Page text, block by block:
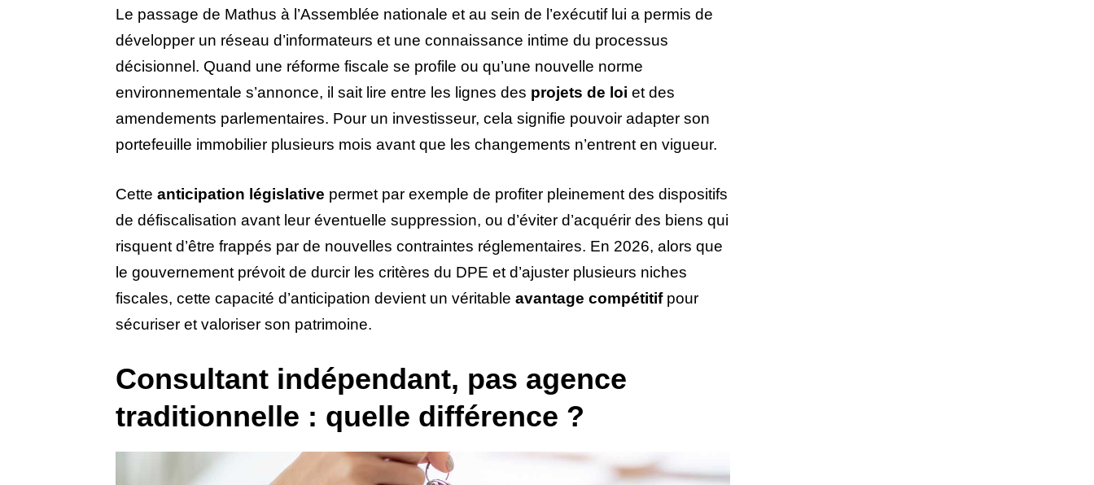
Le passage de Mathus à l’Assemblée nationale et au sein de l’exécutif lui a permis de
développer un réseau d’informateurs et une connaissance intime du processus
décisionnel. Quand une réforme fiscale se profile ou qu’une nouvelle norme
environnementale s’annonce, il sait lire entre les lignes des projets de loi et des
amendements parlementaires. Pour un investisseur, cela signifie pouvoir adapter son
portefeuille immobilier plusieurs mois avant que les changements n’entrent en vigueur.
Cette anticipation législative permet par exemple de profiter pleinement des dispositifs
de défiscalisation avant leur éventuelle suppression, ou d’éviter d’acquérir des biens qui
risquent d’être frappés par de nouvelles contraintes réglementaires. En 2026, alors que
le gouvernement prévoit de durcir les critères du DPE et d’ajuster plusieurs niches
fiscales, cette capacité d’anticipation devient un véritable avantage compétitifpour
sécuriser et valoriser son patrimoine.
Consultant indépendant, pas agence
traditionnelle : quelle différence ?